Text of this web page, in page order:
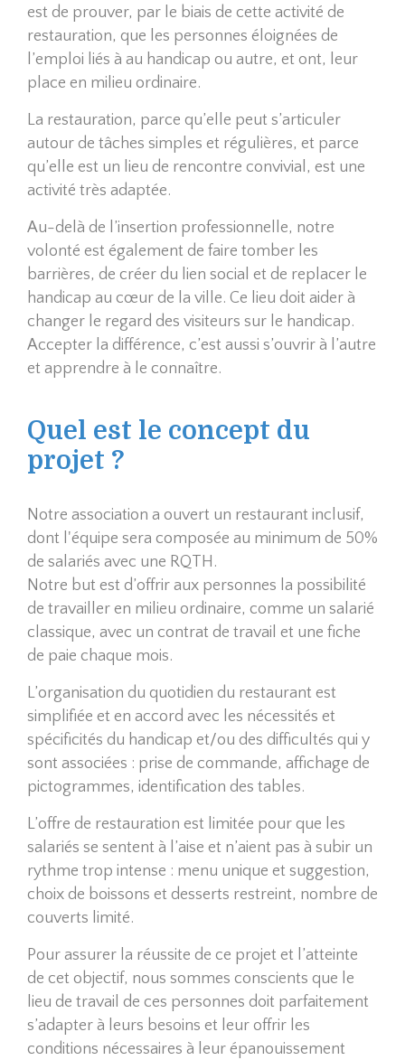
est de prouver, par le biais de cette activité de
restauration, que les personnes éloignées de
l’emploi liés à au handicap ou autre, et ont, leur
place en milieu ordinaire.
La restauration, parce qu’elle peut s’articuler
autour de tâches simples et régulières, et parce
qu’elle est un lieu de rencontre convivial, est une
activité très adaptée.
Au-delà de l’insertion professionnelle, notre
volonté est également de faire tomber les
barrières, de créer du lien social et de replacer le
handicap au cœur de la ville. Ce lieu doit aider à
changer le regard des visiteurs sur le handicap.
Accepter la différence, c’est aussi s’ouvrir à l’autre
et apprendre à le connaître.
Quel est le concept du
projet ?
Notre association a ouvert un restaurant inclusif,
dont l'équipe sera composée au minimum de 50%
de salariés avec une RQTH.
Notre but est d’offrir aux personnes la possibilité
de travailler en milieu ordinaire, comme un salarié
classique, avec un contrat de travail et une fiche
de paie chaque mois.
L’organisation du quotidien du restaurant est
simplifiée et en accord avec les nécessités et
spécificités du handicap et/ou des difficultés qui y
sont associées : prise de commande, affichage de
pictogrammes, identification des tables.
L’offre de restauration est limitée pour que les
salariés se sentent à l’aise et n’aient pas à subir un
rythme trop intense : menu unique et suggestion,
choix de boissons et desserts restreint, nombre de
couverts limité.
Pour assurer la réussite de ce projet et l’atteinte
de cet objectif, nous sommes conscients que le
lieu de travail de ces personnes doit parfaitement
s’adapter à leurs besoins et leur offrir les
conditions nécessaires à leur épanouissement